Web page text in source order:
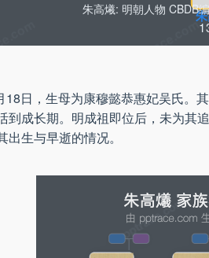
朱高爔: 明朝人物 CBDB
日，生母为康穆懿恭惠妃吴氏。
成长期。明成祖即位后，未为其
生与早逝的情况。